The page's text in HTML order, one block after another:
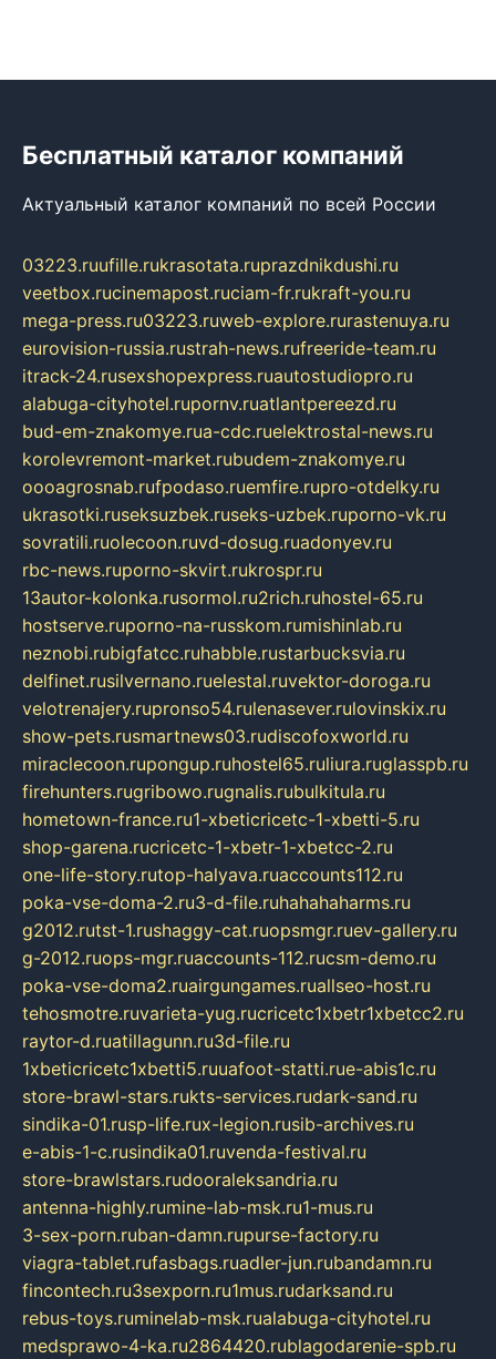
Бесплатный каталог компаний
Актуальный каталог компаний по всей России
03223.ruufille.rukrasotata.ruprazdnikdushi.ru
veetbox.rucinemapost.ruciam-fr.rukraft-you.ru
mega-press.ru03223.ruweb-explore.rurastenuya.ru
eurovision-russia.rustrah-news.rufreeride-team.ru
itrack-24.rusexshopexpress.ruautostudiopro.ru
alabuga-cityhotel.rupornv.ruatlantpereezd.ru
bud-em-znakomye.rua-cdc.ruelektrostal-news.ru
korolevremont-market.rubudem-znakomye.ru
oooagrosnab.rufpodaso.ruemfire.rupro-otdelky.ru
ukrasotki.ruseksuzbek.ruseks-uzbek.ruporno-vk.ru
sovratili.ruolecoon.ruvd-dosug.ruadonyev.ru
rbc-news.ruporno-skvirt.rukrospr.ru
13autor-kolonka.rusormol.ru2rich.ruhostel-65.ru
hostserve.ruporno-na-russkom.rumishinlab.ru
neznobi.rubigfatcc.ruhabble.rustarbucksvia.ru
delfinet.rusilvernano.ruelestal.ruvektor-doroga.ru
velotrenajery.rupronso54.rulenasever.rulovinskix.ru
show-pets.rusmartnews03.rudiscofoxworld.ru
miraclecoon.rupongup.ruhostel65.ruliura.ruglasspb.ru
firehunters.rugribowo.rugnalis.rubulkitula.ru
hometown-france.ru1-xbeticricetc-1-xbetti-5.ru
shop-garena.rucricetc-1-xbetr-1-xbetcc-2.ru
one-life-story.rutop-halyava.ruaccounts112.ru
poka-vse-doma-2.ru3-d-file.ruhahahaharms.ru
g2012.rutst-1.rushaggy-cat.ruopsmgr.ruev-gallery.ru
g-2012.ruops-mgr.ruaccounts-112.rucsm-demo.ru
poka-vse-doma2.ruairgungames.ruallseo-host.ru
tehosmotre.ruvarieta-yug.rucricetc1xbetr1xbetcc2.ru
raytor-d.ruatillagunn.ru3d-file.ru
1xbeticricetc1xbetti5.ruuafoot-statti.rue-abis1c.ru
store-brawl-stars.rukts-services.rudark-sand.ru
sindika-01.rusp-life.rux-legion.rusib-archives.ru
e-abis-1-c.rusindika01.ruvenda-festival.ru
store-brawlstars.rudooraleksandria.ru
antenna-highly.rumine-lab-msk.ru1-mus.ru
3-sex-porn.ruban-damn.rupurse-factory.ru
viagra-tablet.rufasbags.ruadler-jun.rubandamn.ru
fincontech.ru3sexporn.ru1mus.rudarksand.ru
rebus-toys.ruminelab-msk.rualabuga-cityhotel.ru
medsprawo-4-ka.ru2864420.rublagodarenie-spb.ru